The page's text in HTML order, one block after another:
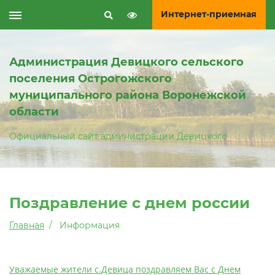
Интернет-приемная
Администрация Девицкого сельского
поселения Острогожского
муниципального района Воронежской
области
Официальный сайт администрации Девицкого
Поздравление с днем россии
Главная Информация
Уважаемые жители с.Девица поздравляем Вас с Днем